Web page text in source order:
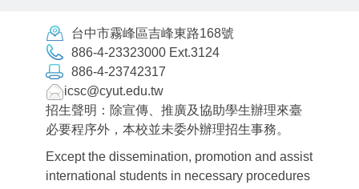
台中市霧峰區吉峰東路168號
886-4-23323000 Ext.3124
886-4-23742317
icsc@cyut.edu.tw
招生聲明：除宣傳、推廣及協助學生辦理來臺
必要程序外，本校並未委外辦理招生事務。
Except the dissemination, promotion and assist
international students in necessary procedures